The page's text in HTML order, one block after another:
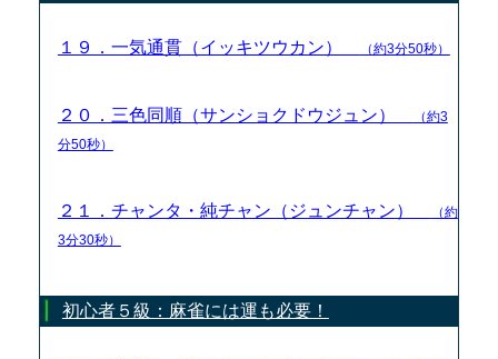
１９．一気通貫（イッキツウカン） （約3分50秒）
２０．三色同順（サンショクドウジュン）
（約3
分50秒）
２１．チャンタ・純チャン（ジュンチャン）
（約
3分30秒）
初心者５級：麻雀には運も必要！